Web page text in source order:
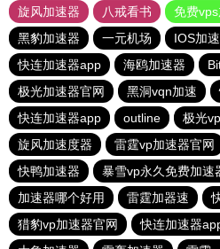
旋风加速器
八戒看书
免费
黑豹加速器
一元机场 IOS加
快连加速器app
海鸥加速器
极光加速器官网
黑洞vqn加速
快连加速器app
outline 极光
旋风加速度器
雷霆vp加速器官网
快鸭加速器
暴雪vp永久免费加速
加速器哪个好用
雷霆加器速
猎豹vp加速器官网
快连加速器